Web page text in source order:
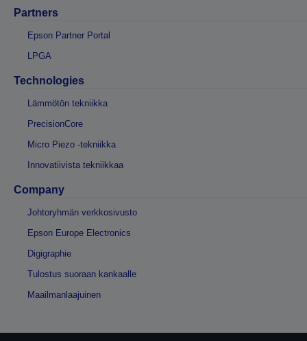
Partners
Epson Partner Portal
LPGA
Technologies
Lämmötön tekniikka
PrecisionCore
Micro Piezo -tekniikka
Innovatiivista tekniikkaa
Company
Johtoryhmän verkkosivusto
Epson Europe Electronics
Digigraphie
Tulostus suoraan kankaalle
Maailmanlaajuinen